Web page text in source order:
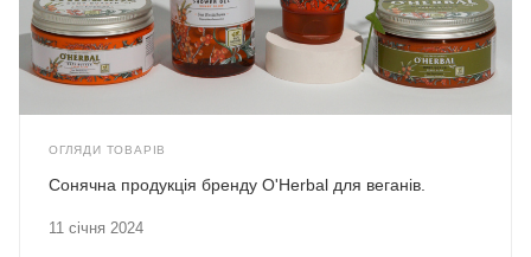
ОГЛЯДИ ТОВАРІВ
11 січня 2024
Сонячна продукція бренду O'Herbal для веганів.